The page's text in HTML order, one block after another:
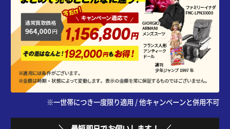
※一世帯につき一度限り適用 / 他キャンペーンと併用不可